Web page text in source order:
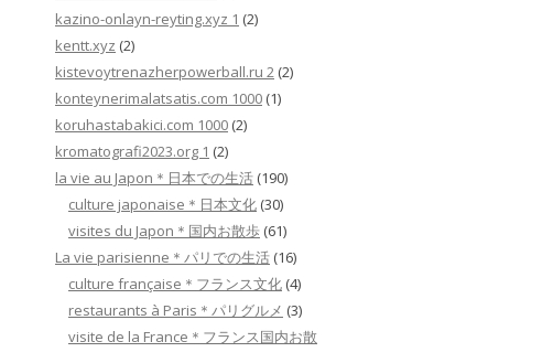
kazino-onlayn-reyting.xyz 1 (2)
kentt.xyz (2)
kistevoytrenazherpowerball.ru 2 (2)
konteynerimalatsatis.com 1000 (1)
koruhastabakici.com 1000 (2)
kromatografi2023.org 1 (2)
la vie au Japon＊日本での生活 (190)
culture japonaise＊日本文化 (30)
visites du Japon＊国内お散歩 (61)
La vie parisienne＊パリでの生活 (16)
culture française＊フランス文化 (4)
restaurants à Paris＊パリグルメ (3)
visite de la France＊フランス国内お散